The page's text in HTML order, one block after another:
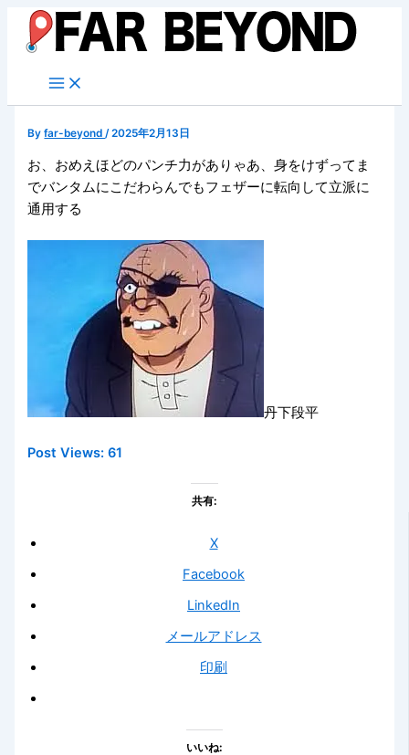
キ
Byfar-beyond/2025年2月13日
お、おめえほどのパンチ力がありゃあ、身をけずってま
でバンタムにこだわらんでもフェザーに転向して立派に
通用する
丹下段平
Post Views: 61
共有:
X
Facebook
LinkedIn
メールアドレス
印刷
いいね: